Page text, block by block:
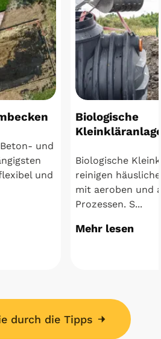
und
und
Biologische
Biologische
reinigen
mit aeroben und
Prozessen. S...
Mehr lesen
durch die Tipps